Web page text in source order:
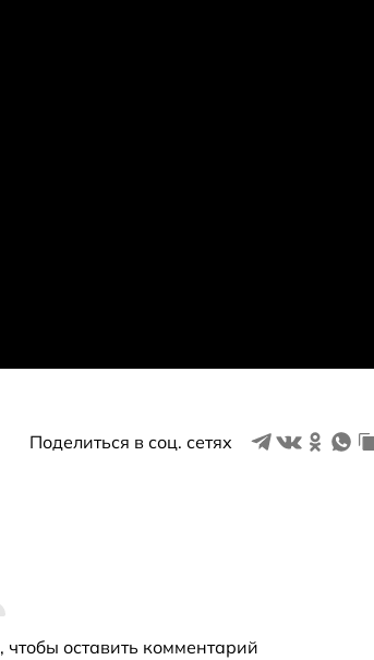
Поделиться в соц. сетях
, чтобы оставить комментарий